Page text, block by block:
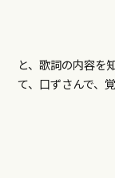
と、歌詞の内容を
て、口ずさんで、